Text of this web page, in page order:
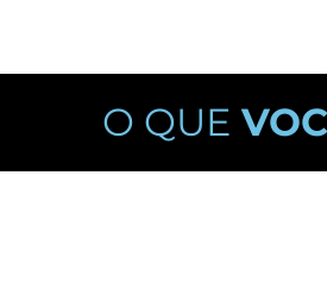
O QUE